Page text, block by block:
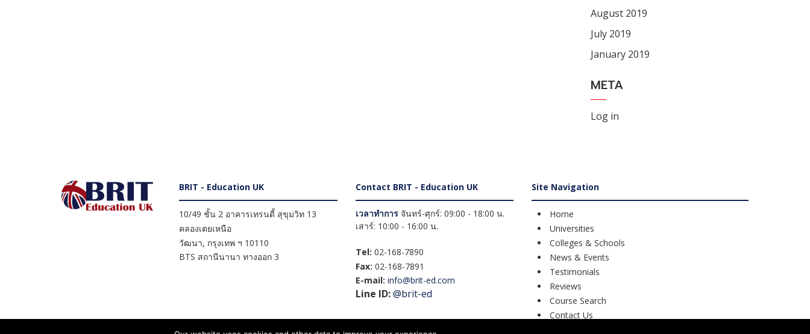
August 2019
July 2019
January 2019
META
Log in
BRIT - Education UK
10/49 ชั้น 2 อาคารเทรนดี้ สุขุมวิท 13
คลองเตยเหนือ
วัฒนา, กรุงเทพ ฯ 10110
BTS สถานีนานา ทางออก 3
Contact BRIT - Education UK
เวลาทำการจันทร์-ศุกร์: 09:00 - 18:00 น.
เสาร์: 10:00 - 16:00 น.
Tel: 02-168-7890
Fax: 02-168-7891
E-mail: info@brit-ed.com
Line ID:@brit-ed
Site Navigation
Home
Universities
Colleges & Schools
News & Events
Testimonials
Reviews
Course Search
Contact Us